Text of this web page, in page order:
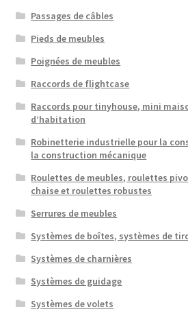
Passages de câbles
Pieds de meubles
Poignées de meubles
Raccords de flightcase
Raccords pour tinyhouse, mini
d’habitation
Robinetterie industrielle pour la
la construction mécanique
Roulettes de meubles, roulettes
chaise et roulettes robustes
Serrures de meubles
Systèmes de boîtes, systèmes de
Systèmes de charnières
Systèmes de guidage
Systèmes de volets